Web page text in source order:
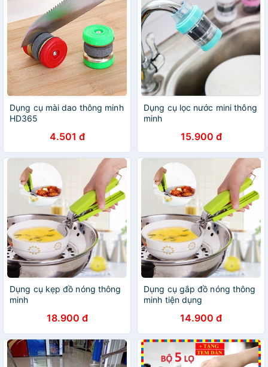
Dụng cụ mài dao thông minh
HD365
4.501 đ
Dụng cụ lọc nước mini thông
minh
15.900 đ
Dụng cụ kẹp đồ nóng thông
minh
18.900 đ
Dụng cụ gắp đồ nóng thông
minh tiện dụng
14.900 đ